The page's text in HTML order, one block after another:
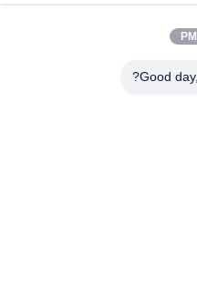
Good